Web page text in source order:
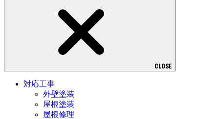
CLOSE
対応工事
外壁塗装
屋根塗装
屋根修理